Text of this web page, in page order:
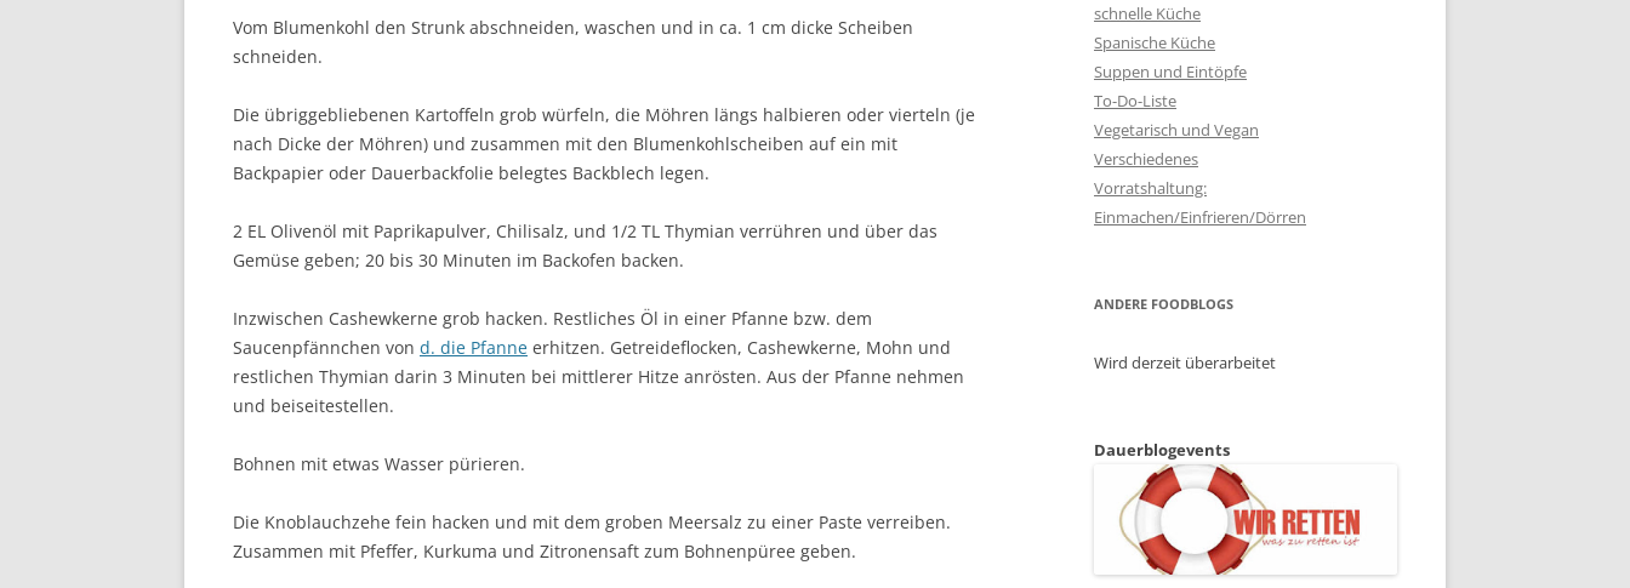
Vom Blumenkohl den Strunk abschneiden, waschen und in ca. 1 cm dicke Scheiben
schneiden.
Die übriggebliebenen Kartoffeln grob würfeln, die Möhren längs halbieren oder vierteln (je
nach Dicke der Möhren) und zusammen mit den Blumenkohlscheiben auf ein mit
Backpapier oder Dauerbackfolie belegtes Backblech legen.
2 EL Olivenöl mit Paprikapulver, Chilisalz, und 1/2 TL Thymian verrühren und über das
Gemüse geben; 20 bis 30 Minuten im Backofen backen.
Inzwischen Cashewkerne grob hacken. Restliches Öl in einer Pfanne bzw. dem
Saucenpfännchen von d. die Pfanne erhitzen. Getreideflocken, Cashewkerne, Mohn und
restlichen Thymian darin 3 Minuten bei mittlerer Hitze anrösten. Aus der Pfanne nehmen
und beiseitestellen.
Bohnen mit etwas Wasser pürieren.
Die Knoblauchzehe fein hacken und mit dem groben Meersalz zu einer Paste verreiben.
Zusammen mit Pfeffer, Kurkuma und Zitronensaft zum Bohnenpüree geben.
schnelle Küche
Spanische Küche
Suppen und Eintöpfe
To-Do-Liste
Vegetarisch und Vegan
Verschiedenes
Vorratshaltung:
Einmachen/Einfrieren/Dörren
ANDERE FOODBLOGS
Wird derzeit überarbeitet
Dauerblogevents